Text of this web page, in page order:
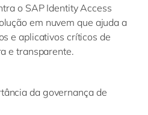
o SAP Identity Access
em nuvem que ajuda a
e aplicativos críticos de
e transparente.
da governança de